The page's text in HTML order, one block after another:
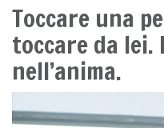
Toccare una
toccare da lei.
nell’anima.